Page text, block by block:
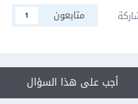
متابعون 1
أجب على هذا السؤال